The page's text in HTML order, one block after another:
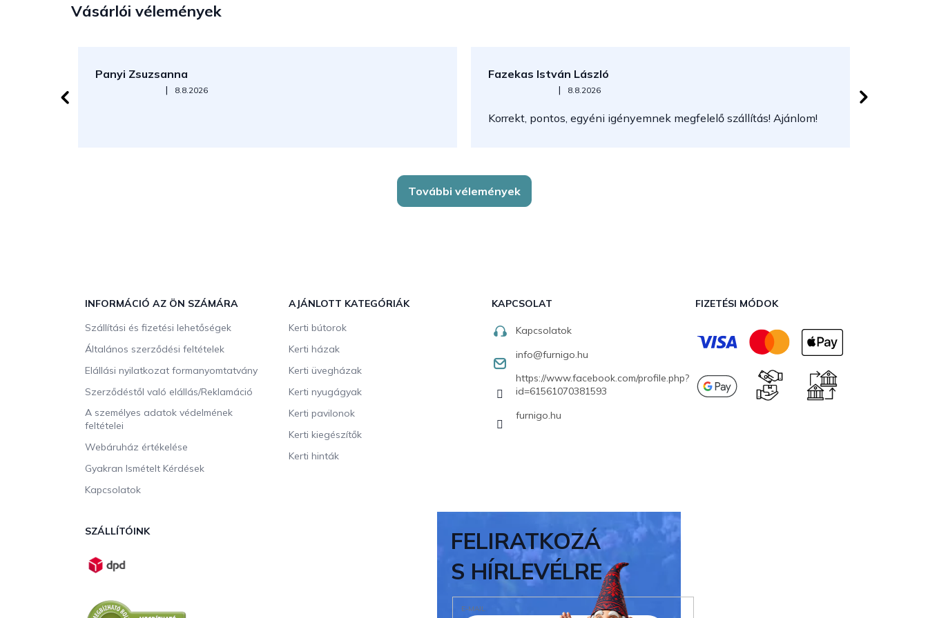
Vásárlói vélemények
Panyi Zsuzsanna
Az áruház értékelése 5-ből 5 csillag.
| 8.8.2026
Fazekas István László
Az áruház értékelése 5-ből 5 csillag.
| 8.8.2026
Korrekt, pontos, egyéni igényemnek megfelelő szállítás! Ajánlom!
További vélemények
INFORMÁCIÓ AZ ÖN SZÁMÁRA
Szállítási és fizetési lehetőségek
Általános szerződési feltételek
Elállási nyilatkozat formanyomtatvány
Szerződéstől való elállás/Reklamáció
A személyes adatok védelmének
feltételei
Webáruház értékelése
Gyakran Ismételt Kérdések
Kapcsolatok
AJÁNLOTT KATEGÓRIÁK
Kerti bútorok
Kerti házak
Kerti üvegházak
Kerti nyugágyak
Kerti pavilonok
Kerti kiegészítők
Kerti hinták
KAPCSOLAT
Kapcsolatok
info@furnigo.hu
https://www.facebook.com/profile.php?
id=61561070381593
furnigo.hu
FIZETÉSI MÓDOK
SZÁLLÍTÓINK
FELIRATKOZÁ
S HÍRLEVÉLRE
E-MAIL